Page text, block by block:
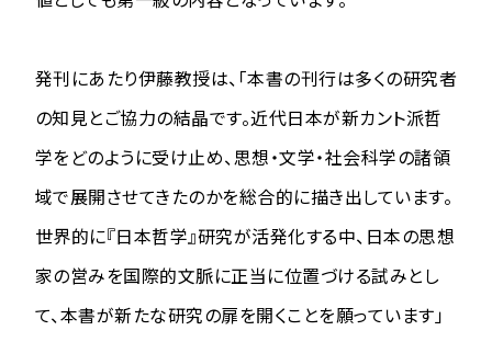
発刊にあたり伊藤教授は、「本書の刊行は多くの研究者
の知見とご協力の結晶です。近代日本が新カント派哲
学をどのように受け止め、思想・文学・社会科学の諸領
域で展開させてきたのかを総合的に描き出しています。
世界的に『日本哲学』研究が活発化する中、日本の思想
家の営みを国際的文脈に正当に位置づける試みとし
て、本書が新たな研究の扉を開くことを願っています」